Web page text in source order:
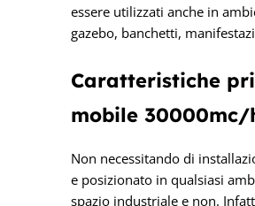
essere utilizzati anche in
gazebo, banchetti,
Caratteristiche
mobile 30000mc/
Non necessitando di
e posizionato in qualsiasi
spazio industriale e non.